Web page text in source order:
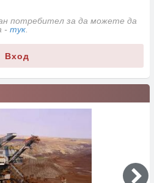
потребител за да можете да
- тук
Вход